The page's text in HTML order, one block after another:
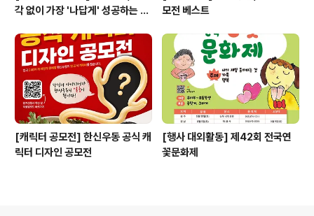
각 없이 가장 '나답게' 성공하는 법
모전 베스트
[캐릭터 공모전] 한신우동 공식 캐
릭터 디자인 공모전
[행사 대외활동] 제42회 전국연
꽃문화제